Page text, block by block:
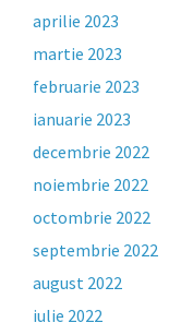
aprilie 2023
martie 2023
februarie 2023
ianuarie 2023
decembrie 2022
noiembrie 2022
octombrie 2022
septembrie 2022
august 2022
iulie 2022